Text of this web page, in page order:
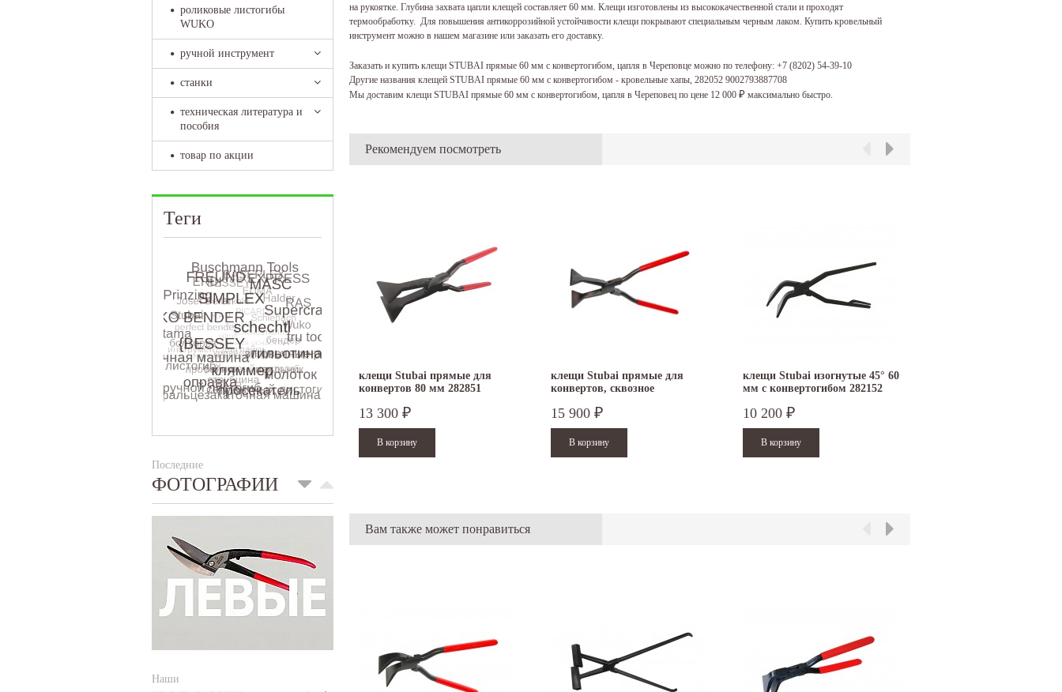
роликовые листогибы
WUKO
ручной инструмент
станки
техническая литература и
пособия
товар по акции
Теги
Последние
ФОТОГРАФИИ
Наши
на рукоятке. Глубина захвата цапли клещей составляет 60 мм. Клещи изготовлены из высококачественной стали и проходят
термообработку. Для повышения антикоррозийной устойчивости клещи покрывают специальным черным лаком. Купить кровельный
инструмент можно в нашем магазине или заказать его доставку.
Заказать и купить клещи STUBAI прямые 60 мм с конвертогибом, цапля в Череповце можно по телефону: +7 (8202) 54-39-10
Другие названия клещей STUBAI прямые 60 мм с конвертогибом - кровельные хапы, 282052 9002793887708
Мы доставим клещи STUBAI прямые 60 мм с конвертогибом, цапля в Череповец по цене 12 000 ₽ максимально быстро.
Рекомендуем посмотреть
клещи Stubai прямые для
конвертов 80 мм 282851
13 300 ₽
клещи Stubai прямые для
конвертов, сквозное
15 900 ₽
клещи Stubai изогнутые 45° 60
мм с конвертогибом 282152
10 200 ₽
Вам также может понравиться